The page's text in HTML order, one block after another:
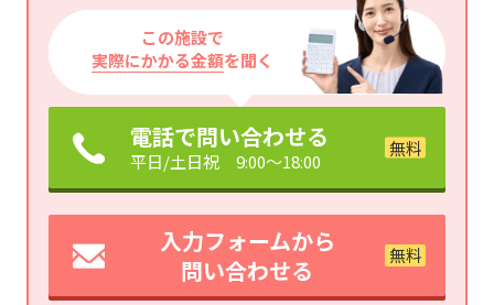
この施設で
実際にかかる金額を聞く
電話で問い合わせる
平日/土日祝 9:00～18:00
入力フォームから
問い合わせる